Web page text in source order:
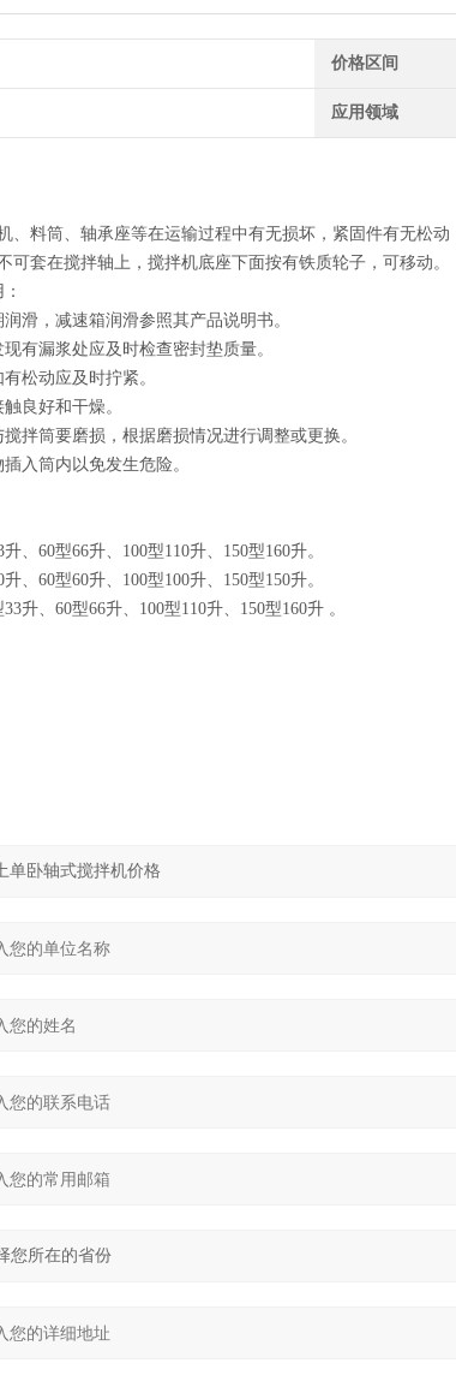
价格区间
应用领域
、料筒、轴承座等在运输过程中有无损坏，紧固件有无松
可套在搅拌轴上，搅拌机底座下面按有铁质轮子，可移动。
滑，减速箱润滑参照其产品说明书。
有漏浆处应及时检查密封垫质量。
松动应及时拧紧。
良好和干燥。
拌筒要磨损，根据磨损情况进行调整或更换。
入筒内以免发生危险。
、60型66升、100型110升、150型160升。
、60型60升、100型100升、150型150升。
升、60型66升、100型110升、150型160升 。